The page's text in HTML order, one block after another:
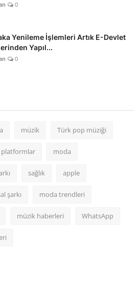
0
Yenileme İşlemleri Artık E-Devlet
Yapıl...
0
müzik Türk pop müziği
moda
sağlık apple
şarkı moda trendleri
müzik haberleri WhatsApp